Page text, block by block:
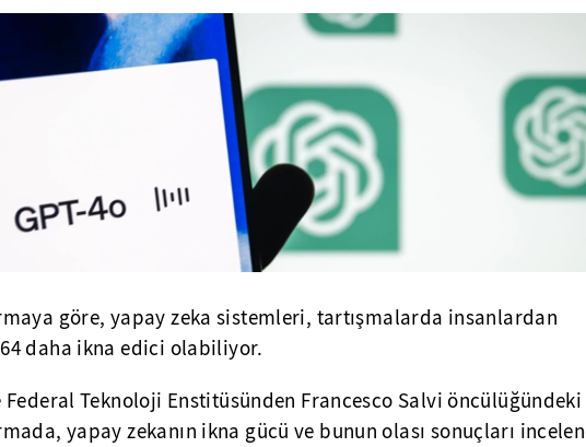
göre, yapay zeka sistemleri, tartışmalarda insanlardan
daha ikna edici olabiliyor.
Federal Teknoloji Enstitüsünden Francesco Salvi öncülüğündeki
yapay zekanın ikna gücü ve bunun olası sonuçları